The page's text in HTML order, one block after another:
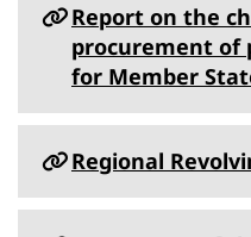
Report on the
procurement of
for Member
Regional